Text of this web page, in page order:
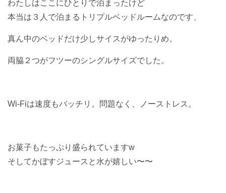
わたしはここにひとりで泊まったけど
本当は３人で泊まるトリプルベッドルームなのです、
真ん中のベッドだけ少しサイスがゆったりめ。
両脇２つがフツーのシングルサイズでした。
Wi-Fiは速度もバッチリ。問題なく、ノーストレス。
お菓子もたっぷり盛られていますw
そしてかぼすジュースと水が嬉しい〜〜